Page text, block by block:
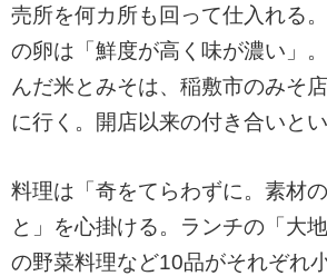
売所を何カ所も回って仕入れる
の卵は「鮮度が高く味が濃い」
んだ米とみそは、稲敷市のみそ
に行く。開店以来の付き合いとい
料理は「奇をてらわずに。素材
と」を心掛ける。ランチの「大
の野菜料理など10品がそれぞれ